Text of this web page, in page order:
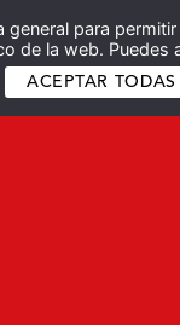
para
de la web. Puedes
ACEPTAR